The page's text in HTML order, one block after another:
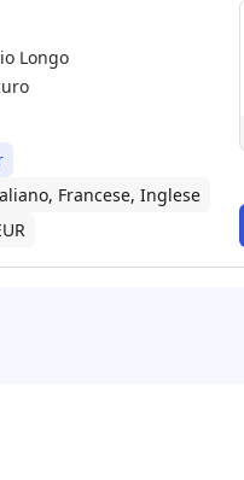
Longo
Francese, Inglese